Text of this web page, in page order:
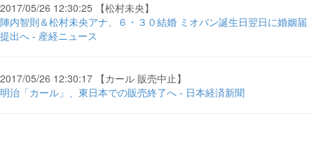
2017/05/26 12:30:25 【松村未央】
陣内智則＆松村未央アナ、６・３０結婚 ミオパン誕生日翌日に婚姻届
提出へ - 産経ニュース
2017/05/26 12:30:17 【カール 販売中止】
明治「カール」、東日本での販売終了へ - 日本経済新聞